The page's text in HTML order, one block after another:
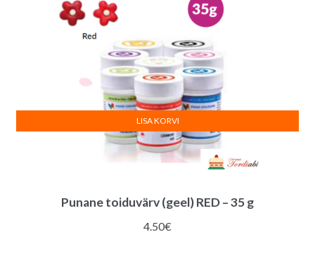
Punane toiduvärv (geel) RED – 35 g
4.50€
LISA KORVI